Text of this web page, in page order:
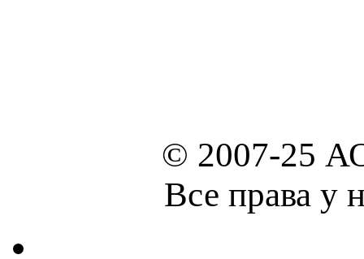
© 2007-25
Все права у